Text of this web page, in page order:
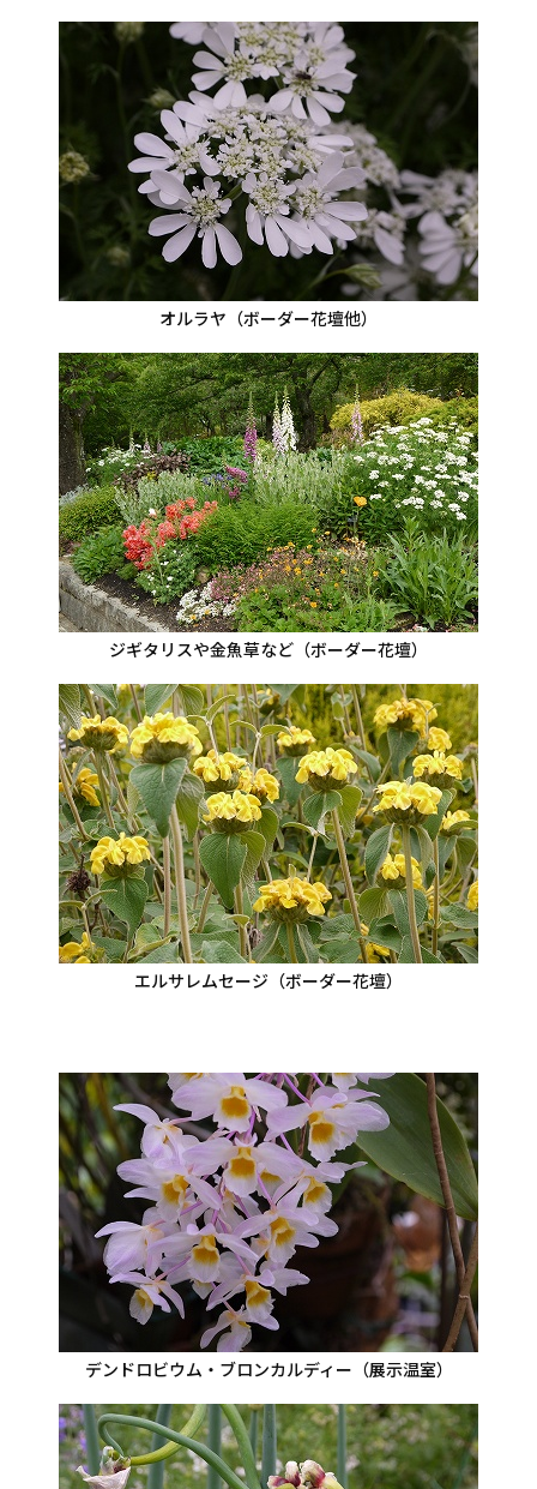
オルラヤ（ボーダー花壇他）
ジギタリスや金魚草など（ボーダー花壇）
エルサレムセージ（ボーダー花壇）
デンドロビウム・ブロンカルディー（展示温室）